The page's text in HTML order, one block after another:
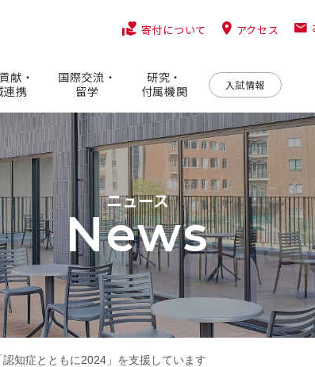
寄付について アクセス
献・
連携
国際交流・
留学
研究・
付属機関
入試情報
ニュース
News
知症とともに2024」を支援しています